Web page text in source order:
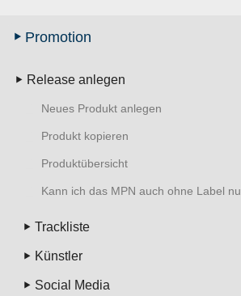
Promotion
Release anlegen
Neues Produkt anlegen
Produkt kopieren
Produktübersicht
Kann ich das MPN auch ohne Label
Trackliste
Künstler
Social Media